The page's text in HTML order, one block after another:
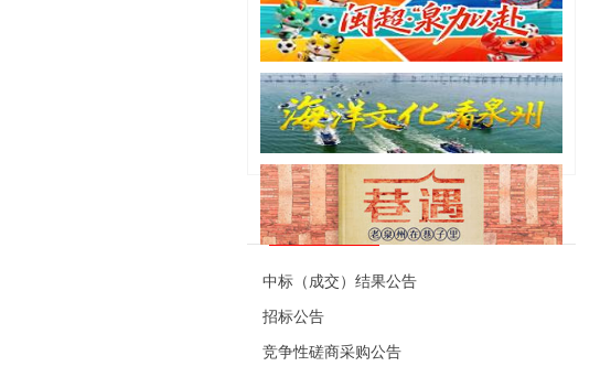
便民资讯
中标（成交）结果公告
招标公告
竞争性磋商采购公告